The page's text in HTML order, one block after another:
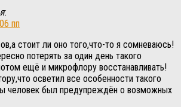
:
пп
стоит ли оно того,что-то я сомневаюсь!
потерять за один день такого
ещё и микрофлору восстанавливать!
осветил все особенности такого
человек был предупреждён о возможных